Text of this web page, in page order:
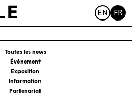
EN FR
Toutes les news
Événement
Exposition
Information
Partenariat